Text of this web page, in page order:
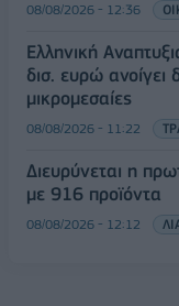
08/08/2026 - 12:36
Ελληνική
δισ. ευρώ ανοίγει
μικρομεσαίες
08/08/2026 - 11:22
Διευρύνεται η
με 916 προϊόντα
08/08/2026 - 12:12